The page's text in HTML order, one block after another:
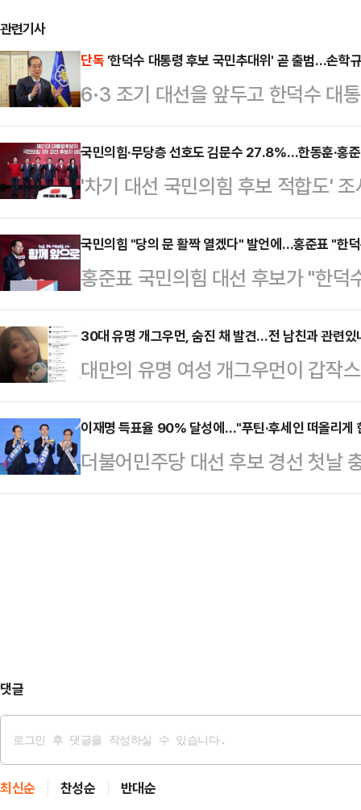
관련기사
단독 '한덕수 대통령 후보 국민추대위' 곧 출범…손학
6·3 조기 대선을 앞두고 한덕수 대
는 '대통령 국민후보 추대위원회'(
다.국민추대위에는 손학규 전 민주
등이 핵심 멤버로 참여할 가능성이
일 오전 10시 30분 서울프레스센
마를 요청할 예정이다.국민추대위
안팎에 몰아친 시련과 갈등을 지혜
후보로 추천한다"…
국민의힘·무당층 선호도 김문수 27.8%…한동훈·홍
'차기 대선 국민의힘 후보 적합도'
대상으로 했을 때 김문수 대선 경선
지경제신문 의뢰로 지난 16∼18일
에 따르면, 김 후보는 27.8%를 기
표 후보(17.9%), 나경원 후보
(1.7%), 이철우 후보(0.6%), 양향
응답은 4.7%였다.리얼미터 관계
국민의힘 "당의 문 활짝 열겠다" 발언에…홍준표 "한
홍준표 국민의힘 대선 후보가 "한
을) 그만두고 (국민의힘에) 입당했
일 권영세 국민의힘 비상대책위원
발언한 것과 관련해 "대선 때는 지
와야 한다. 반대할 생각은 추호도
전 비상대책위원회의에서 "국민의
"잠시 당을 떠났던 분, 다른 정당에
받겠다. 대…
30대 유명 개그우먼, 숨진 채 발견…전 남친과 관련있
대만의 유명 여성 개그우먼이 갑작
관련된 것 아니냐는 추측이 일고
르면, 대만 스탠드업 코미디언 천
옥상에서 발견됐다.신고를 받고 출
상태였다. 사망 원인은 아직 조사
이재명 득표율 90% 달성에…"푸틴·후세인 떠올리게
더불어민주당 대선 후보 경선 첫날
를 득표한데 이어 둘째날 영남권
댓글
최신순 찬성순 반대순